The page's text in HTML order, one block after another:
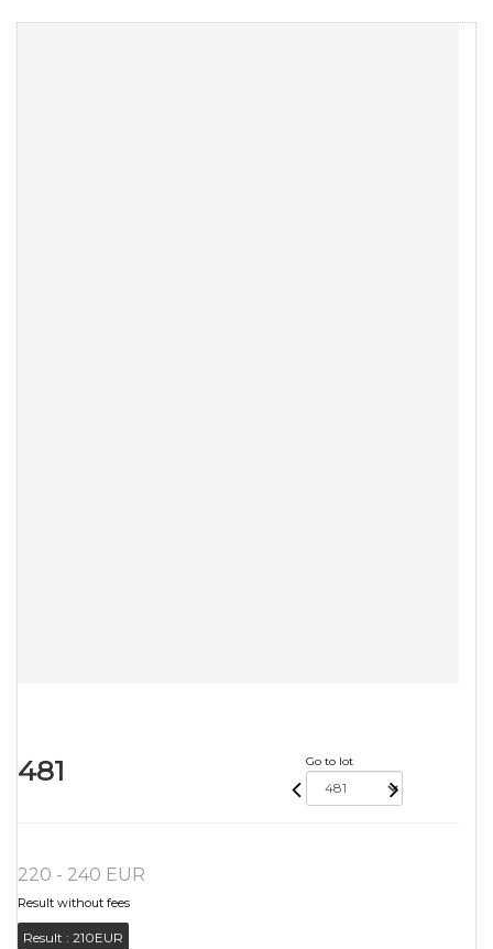
481 Go to lot
220 - 240 EUR
Result without fees
Result : 210EUR